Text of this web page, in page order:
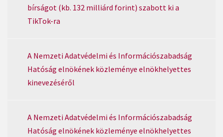
bírságot (kb. 132 milliárd forint) szabott ki a
TikTok-ra
A Nemzeti Adatvédelmi és Információszabadság
Hatóság elnökének közleménye elnökhelyettes
kinevezéséről
A Nemzeti Adatvédelmi és Információszabadság
Hatóság elnökének közleménye elnökhelyettes